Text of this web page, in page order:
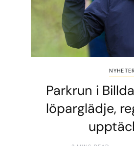
NYHETER
Parkrun i
löparglädje,